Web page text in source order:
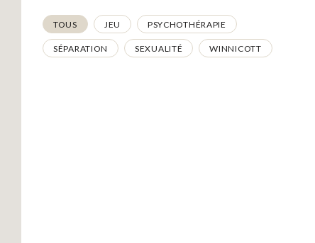
Thématiques
TOUS JEU PSYCHOTHÉRAPIE
SÉPARATION SEXUALITÉ WINNICOTT